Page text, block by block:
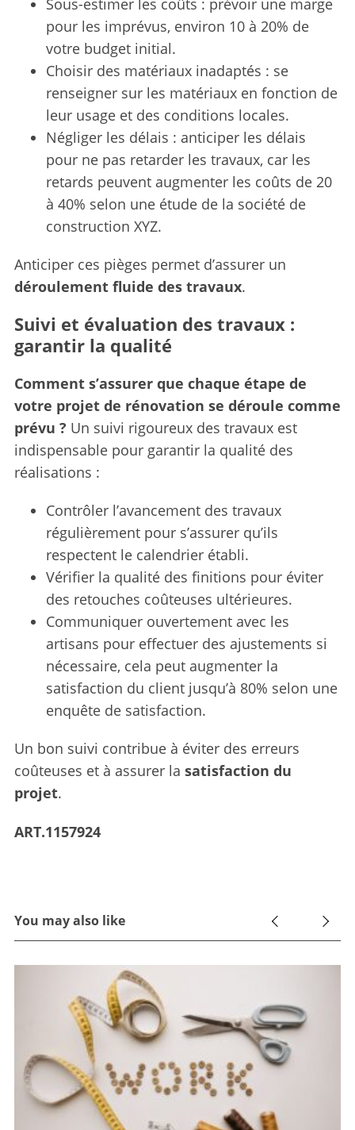
pour les imprévus, environ 10 à 20% de
votre budget initial.
Choisir des matériaux inadaptés : se
renseigner sur les matériaux en fonction de
leur usage et des conditions locales.
Négliger les délais : anticiper les délais
pour ne pas retarder les travaux, car les
retards peuvent augmenter les coûts de 20
à 40% selon une étude de la société de
construction XYZ.
Anticiper ces pièges permet d’assurer un
déroulement fluide des travaux.
Suivi et évaluation des travaux :
garantir la qualité
Comment s’assurer que chaque étape de
votre projet de rénovation se déroule comme
prévu ? Un suivi rigoureux des travaux est
indispensable pour garantir la qualité des
réalisations :
Contrôler l’avancement des travaux
régulièrement pour s’assurer qu’ils
respectent le calendrier établi.
Vérifier la qualité des finitions pour éviter
des retouches coûteuses ultérieures.
Communiquer ouvertement avec les
artisans pour effectuer des ajustements si
nécessaire, cela peut augmenter la
satisfaction du client jusqu’à 80% selon une
enquête de satisfaction.
Un bon suivi contribue à éviter des erreurs
coûteuses et à assurer la satisfaction du
projet.
ART.1157924
You may also like